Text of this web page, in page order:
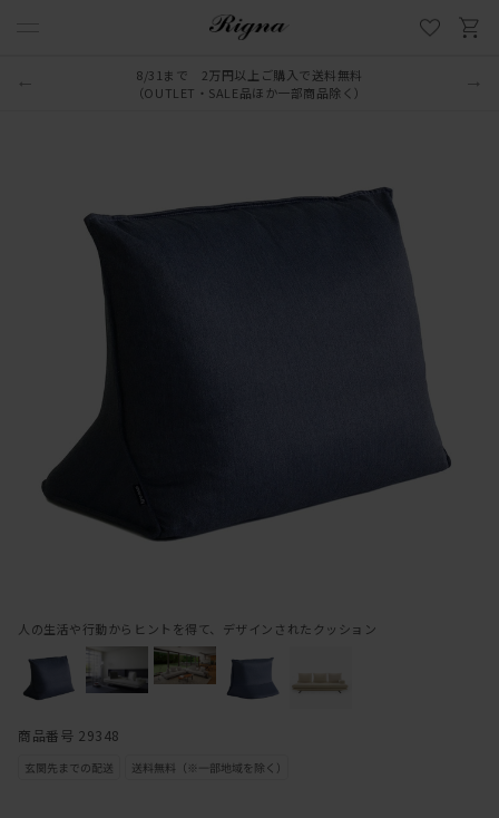
8/31まで 2万円以上ご購入で送料無料
（OUTLET・SALE品ほか一部商品除く）
人の生活や行動からヒントを得て、デザインされたクッション
商品番号 29348